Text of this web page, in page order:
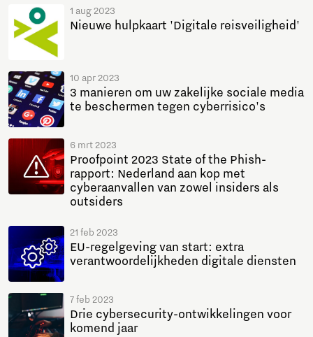
1 aug 2023
Nieuwe hulpkaart 'Digitale reisveiligheid'
10 apr 2023
3 manieren om uw zakelijke sociale media
te beschermen tegen cyberrisico's
6 mrt 2023
Proofpoint 2023 State of the Phish-
rapport: Nederland aan kop met
cyberaanvallen van zowel insiders als
outsiders
21 feb 2023
EU-regelgeving van start: extra
verantwoordelijkheden digitale diensten
7 feb 2023
Drie cybersecurity-ontwikkelingen voor
komend jaar